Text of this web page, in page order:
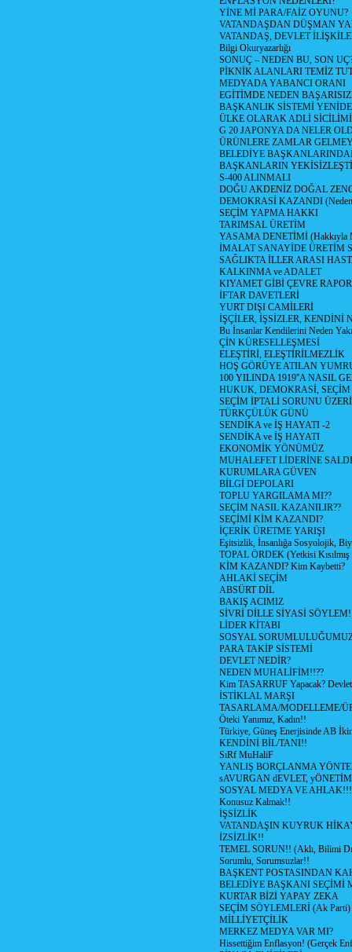
YİNE Mİ PARA/FAİZ OYUNU?
VATANDAŞDAN DÜŞMAN
VATANDAŞ, DEVLET
Bilgi Okuryazarlığı
SONUÇ – NEDEN BU, SON
PİKNİK ALANLARI TEMİZ
MEDYADA YABANCI ORANI
EGİTİMDE NEDEN
BAŞKANLIK SİSTEMİ
ÜLKE OLARAK ADLİ
G 20 JAPONYA DA NELER
ÜRÜNLERE ZAMLAR
BELEDİYE
BAŞKANLARIN
S-400 ALINMALI
DOĞU AKDENİZ DOĞAL
DEMOKRASİ KAZANDI (Neden
SEÇİM YAPMA HAKKI
TARIMSAL ÜRETİM
YASAMA DENETİMİ (Hakkıyla
İMALAT SANAYİDE ÜRETİM
SAĞLIKTA İLLER ARASI
KALKINMA ve ADALET
KIYAMET GİBİ ÇEVRE
İFTAR DAVETLERİ
YURT DIŞI CAMİLERİ
İŞÇİLER, İŞSİZLER, KENDİNİ
Bu İnsanlar Kendilerini Neden
ÇİN KÜRESELLEŞMESİ
ELEŞTİRİ, ELEŞTİRİLMEZLİK
HOŞ GÖRÜYE ATILAN
100 YILINDA 1919''A NASIL
HUKUK, DEMOKRASİ, SEÇİM
SEÇİM İPTALİ SORUNU
TÜRKÇÜLÜK GÜNÜ
SENDİKA ve İŞ HAYATI -2
SENDİKA ve İŞ HAYATI
EKONOMİK YÖNÜMÜZ
MUHALEFET LİDERİNE
KURUMLARA GÜVEN
BİLGİ DEPOLARI
TOPLU YARGILAMA MI??
SEÇİM NASIL KAZANILIR??
SEÇİMİ KİM KAZANDI?
İÇERİK ÜRETME YARIŞI
Eşitsizlik, İnsanlığa Sosyolojik,
TOPAL ÖRDEK (Yetkisi
KİM KAZANDI? Kim Kaybetti?
AHLAKİ SEÇİM
ABSÜRT DİL
BAKIŞ ACIMIZ
SİVRİ DİLLE SİYASİ
LİDER KİTABI
SOSYAL
PARA TAKİP SİSTEMİ
DEVLET NEDİR?
NEDEN MUHALİFİM!!??
Kim TASARRUF Yapacak? Devlet
İSTİKLAL MARŞI
TASARLAMA/MODELLEME/
Öteki Yanımız, Kadın!!
Türkiye, Güneş Enerjisinde AB
KENDİNİ BİL/TANI!!
SıRf MuHaliF
YANLIŞ BORÇLANMA
sAVURGAN dEVLET,
SOSYAL MEDYA VE AHLAK!!!
Konusuz Kalmak!!
İŞSİZLİK
VATANDAŞIN KUYRUK
İZSİZLİK!!
TEMEL SORUN!! (Aklı, Bilimi
Sorumlu, Sorumsuzlar!!
BAŞKENT POSTASINDAN
BELEDİYE BAŞKANI SEÇİMİ
KURTAR BİZİ YAPAY ZEKA
SEÇİM SÖYLEMLERİ (Ak Parti)
MİLLİYETÇİLİK
MERKEZ MEDYA VAR MI?
Hissettiğim Enflasyon! (Gerçek